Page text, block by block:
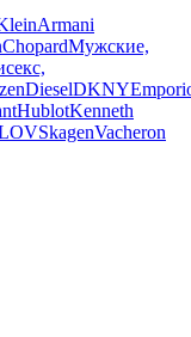
Armani
ChopardМужские,
DieselDKNY
HublotKenneth
SkagenVacheron